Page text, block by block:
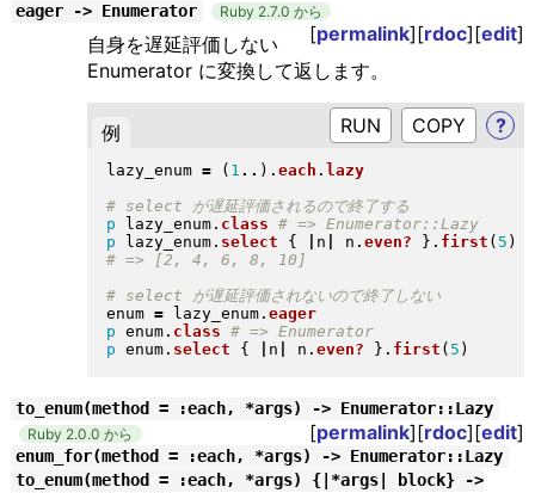
eager -> Enumerator Ruby 2.7.0 から
[permalink][rdoc][edit]
自身を遅延評価しない
Enumerator に変換して返します。
例 RUN ?
lazy_enum = ( 1 .. ) . each . lazy
p lazy_enum. class
# => Enumerator::Lazy
p lazy_enum. select { n n . even? } . first ( 5 )
# select が遅延評価されないので終了しない
enum = lazy_enum. eager
p enum. class
# => Enumerator
p enum. select { n n . even? } . first ( 5 )
to_enum(method = :each, *args) -> Enumerator::Lazy
Ruby 2.0.0 から [permalink][rdoc][edit]
enum_for(method = :each, *args) -> Enumerator::Lazy
to_enum(method = :each, *args) {|*args| block} ->